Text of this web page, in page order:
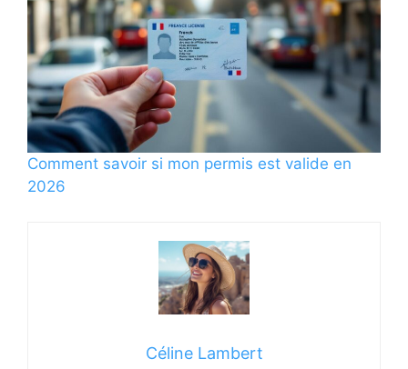
Comment savoir si mon permis est valide en
2026
Céline Lambert